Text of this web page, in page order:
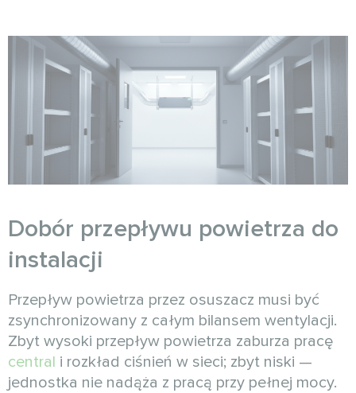
Dobór przepływu powietrza do
instalacji
Przepływ powietrza przez osuszacz musi być
zsynchronizowany z całym bilansem wentylacji.
Zbyt wysoki przepływ powietrza zaburza pracę
central i rozkład ciśnień w sieci; zbyt niski —
jednostka nie nadąża z pracą przy pełnej mocy.